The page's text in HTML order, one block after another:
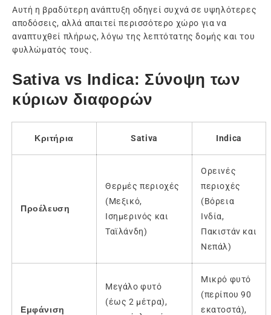
Αυτή η βραδύτερη ανάπτυξη οδηγεί συχνά σε υψηλότερες
αποδόσεις, αλλά απαιτεί περισσότερο χώρο για να
αναπτυχθεί πλήρως, λόγω της λεπτότατης δομής και του
φυλλώματός τους.
Sativa vs Indica: Σύνοψη των
κύριων διαφορών
Κριτήρια Sativa Indica
Προέλευση
Θερμές περιοχές
(Μεξικό,
Ισημερινός και
Ταϊλάνδη)
Ορεινές
περιοχές
(Βόρεια
Ινδία,
Πακιστάν και
Νεπάλ)
Εμφάνιση
Μεγάλο φυτό
(έως 2 μέτρα),
Μικρό φυτό
(περίπου 90
εκατοστά),